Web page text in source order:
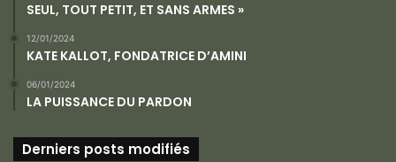
SEUL, TOUT PETIT, ET SANS ARMES »
12/01/2024
KATE KALLOT, FONDATRICE D’AMINI
06/01/2024
LA PUISSANCE DU PARDON
Derniers posts modifiés